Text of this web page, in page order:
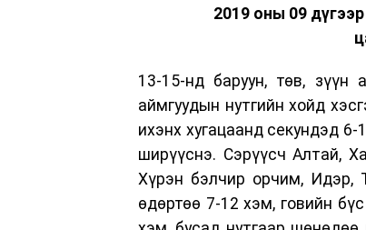
2019 оны 09
13-15-нд баруун, төв, зүүн
аймгуудын нутгийн хойд
ихэнх хугацаанд секундэд
ширүүснэ. Сэрүүсч Алтай,
Хүрэн бэлчир орчим, Идэр,
өдөртөө 7-12 хэм, говийн